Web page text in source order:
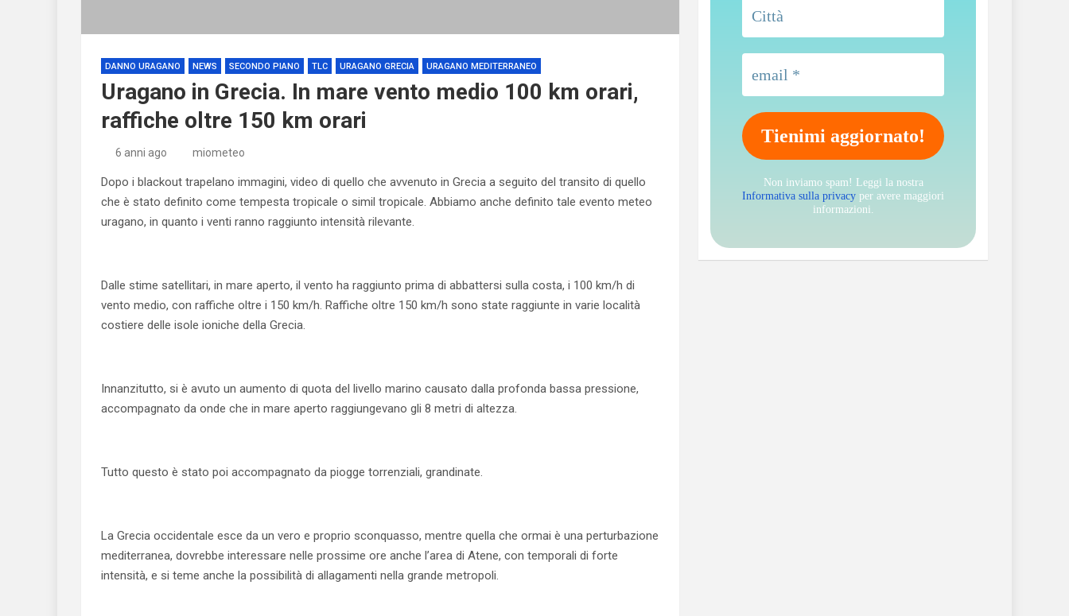
DANNO URAGANO NEWS SECONDO PIANO TLC URAGANO GRECIA URAGANO MEDITERRANEO
Uragano in Grecia. In mare vento medio 100 km orari,
raffiche oltre 150 km orari
6 anni ago miometeo
Dopo i blackout trapelano immagini, video di quello che avvenuto in Grecia a seguito del transito di quello
che è stato definito come tempesta tropicale o simil tropicale. Abbiamo anche definito tale evento meteo
uragano, in quanto i venti ranno raggiunto intensità rilevante.
Dalle stime satellitari, in mare aperto, il vento ha raggiunto prima di abbattersi sulla costa, i 100 km/h di
vento medio, con raffiche oltre i 150 km/h. Raffiche oltre 150 km/h sono state raggiunte in varie località
costiere delle isole ioniche della Grecia.
Innanzitutto, si è avuto un aumento di quota del livello marino causato dalla profonda bassa pressione,
accompagnato da onde che in mare aperto raggiungevano gli 8 metri di altezza.
Tutto questo è stato poi accompagnato da piogge torrenziali, grandinate.
La Grecia occidentale esce da un vero e proprio sconquasso, mentre quella che ormai è una perturbazione
mediterranea, dovrebbe interessare nelle prossime ore anche l’area di Atene, con temporali di forte
intensità, e si teme anche la possibilità di allagamenti nella grande metropoli.
Non inviamo spam! Leggi la nostra
Informativa sulla privacy per avere maggiori
informazioni.